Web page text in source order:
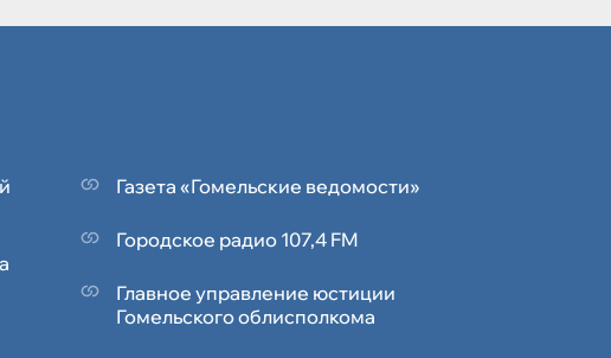
Газета «Гомельские ведомости»
Городское радио 107,4 FM
Главное управление юстиции
Гомельского облисполкома